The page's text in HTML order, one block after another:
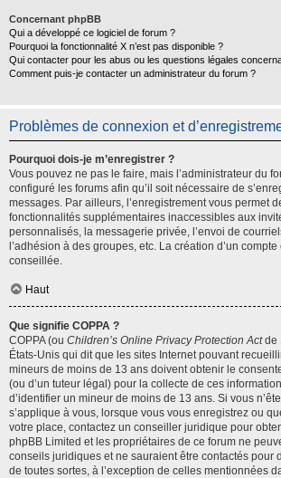
Concernant phpBB
Qui a développé ce logiciel de forum ?
Pourquoi la fonctionnalité X n’est pas disponible ?
Qui contacter pour les abus ou les questions légales
Comment puis-je contacter un administrateur du forum ?
Problèmes de connexion et
Pourquoi dois-je m’enregistrer ?
Vous pouvez ne pas le faire, mais l’administrateur du
configuré les forums afin qu’il soit nécessaire de
messages. Par ailleurs, l’enregistrement vous permet
fonctionnalités supplémentaires inaccessibles aux
personnalisés, la messagerie privée, l’envoi de
l’adhésion à des groupes, etc. La création d’un
conseillée.
Haut
Que signifie COPPA ?
COPPA (ou Children’s Online Privacy Protection Actde
États-Unis qui dit que les sites Internet pouvant
mineurs de moins de 13 ans doivent obtenir le
(ou d’un tuteur légal) pour la collecte de ces
d’identifier un mineur de moins de 13 ans. Si vous
s’applique à vous, lorsque vous vous enregistrez ou
votre place, contactez un conseiller juridique pour
phpBB Limited et les propriétaires de ce forum ne
conseils juridiques et ne sauraient être contactés pour
de toutes sortes, à l’exception de celles mentionnées